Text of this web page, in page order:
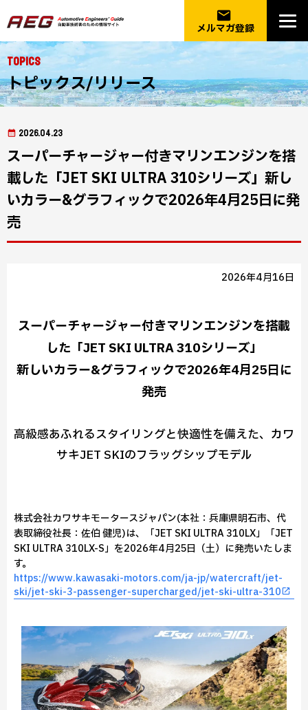
email
メルマガ登録
Topics
トピックス/リリース
2026.04.23
スーパーチャージャー付きマリンエンジンを搭
載した「JET SKI ULTRA 310シリーズ」新し
いカラー&グラフィックで2026年4月25日に発
売
2026年4月16日
スーパーチャージャー付きマリンエンジンを搭載
した「JET SKI ULTRA 310シリーズ」
新しいカラー&グラフィックで2026年4月25日に
発売
高級感あふれるスタイリングと快適性を備えた、カワ
サキJET SKIのフラッグシップモデル
株式会社カワサキモータースジャパン(本社：兵庫県明石市、代
表取締役社長：佐伯 健児)は、「JET SKI ULTRA 310LX」「JET
SKI ULTRA 310LX-S」を2026年4月25日（土）に発売いたしま
す。
https://www.kawasaki-motors.com/ja-jp/watercraft/jet-
ski/jet-ski-3-passenger-supercharged/jet-ski-ultra-310